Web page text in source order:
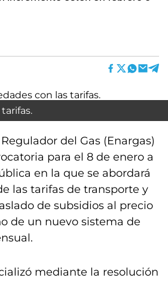
del Gas (Enargas)
para el 8 de enero a
en la que se abordará
las tarifas de transporte y
de subsidios al precio
de un nuevo sistema de
mediante la resolución